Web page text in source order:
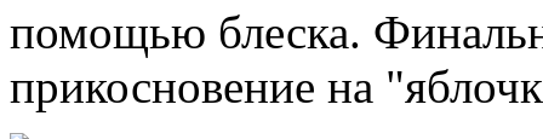
помощью блеска.
прикосновение на